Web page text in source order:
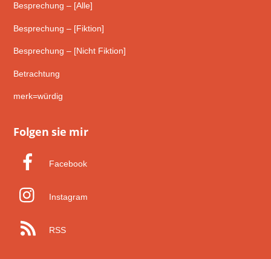
Besprechung – [Alle]
Besprechung – [Fiktion]
Besprechung – [Nicht Fiktion]
Betrachtung
merk=würdig
Folgen sie mir
Facebook
Instagram
RSS